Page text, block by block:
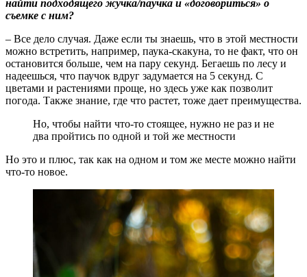
найти подходящего жучка/паучка и «договориться» о
съемке с ним?
– Все дело случая. Даже если ты знаешь, что в этой местности
можно встретить, например, паука-скакуна, то не факт, что он
остановится больше, чем на пару секунд. Бегаешь по лесу и
надеешься, что паучок вдруг задумается на 5 секунд. С
цветами и растениями проще, но здесь уже как позволит
погода. Также знание, где что растет, тоже дает преимущества.
Но, чтобы найти что-то стоящее, нужно не раз и не
два пройтись по одной и той же местности
Но это и плюс, так как на одном и том же месте можно найти
что-то новое.